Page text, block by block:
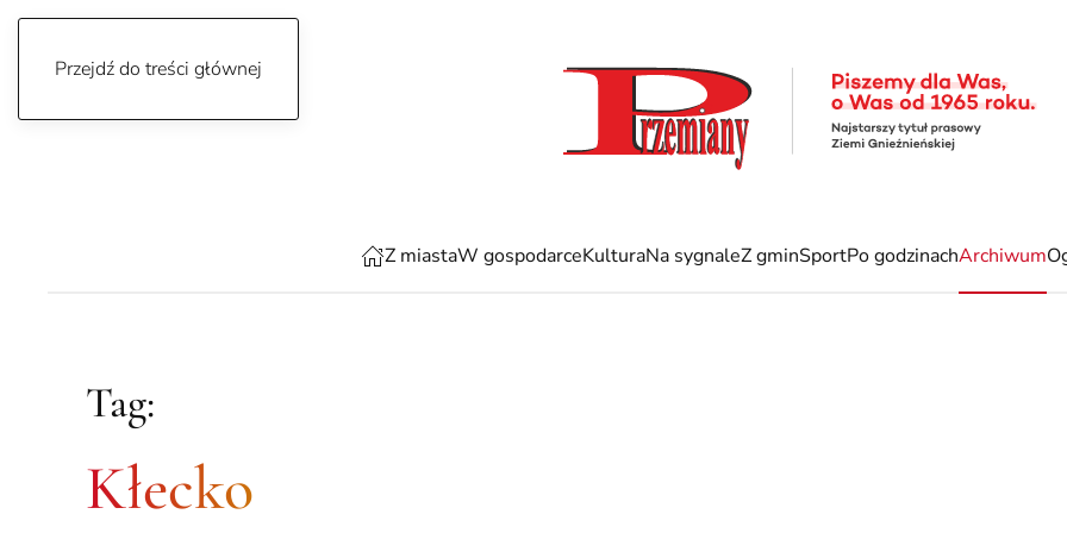
Przejdź do treści głównej
Z miastaW gospodarceKulturaNa sygnaleZ gminSportPo godzinachArchiwum
Tag:
Kłecko